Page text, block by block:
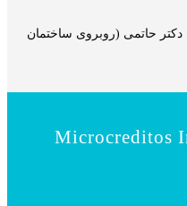
حاتمی (روبروی ساختمان
Microcreditos